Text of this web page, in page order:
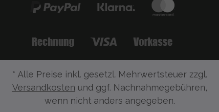
* Alle Preise inkl. gesetzl. Mehrwertsteuer zzgl.
Versandkosten und ggf. Nachnahmegebühren,
wenn nicht anders angegeben.